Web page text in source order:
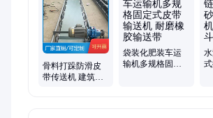
料机、可弯曲抽料机、垂直斗提机、单斗提升
双链条刮板机
骨料打跺防滑皮
带传送机 建筑工
袋装化肥装车运
输机多规格固定